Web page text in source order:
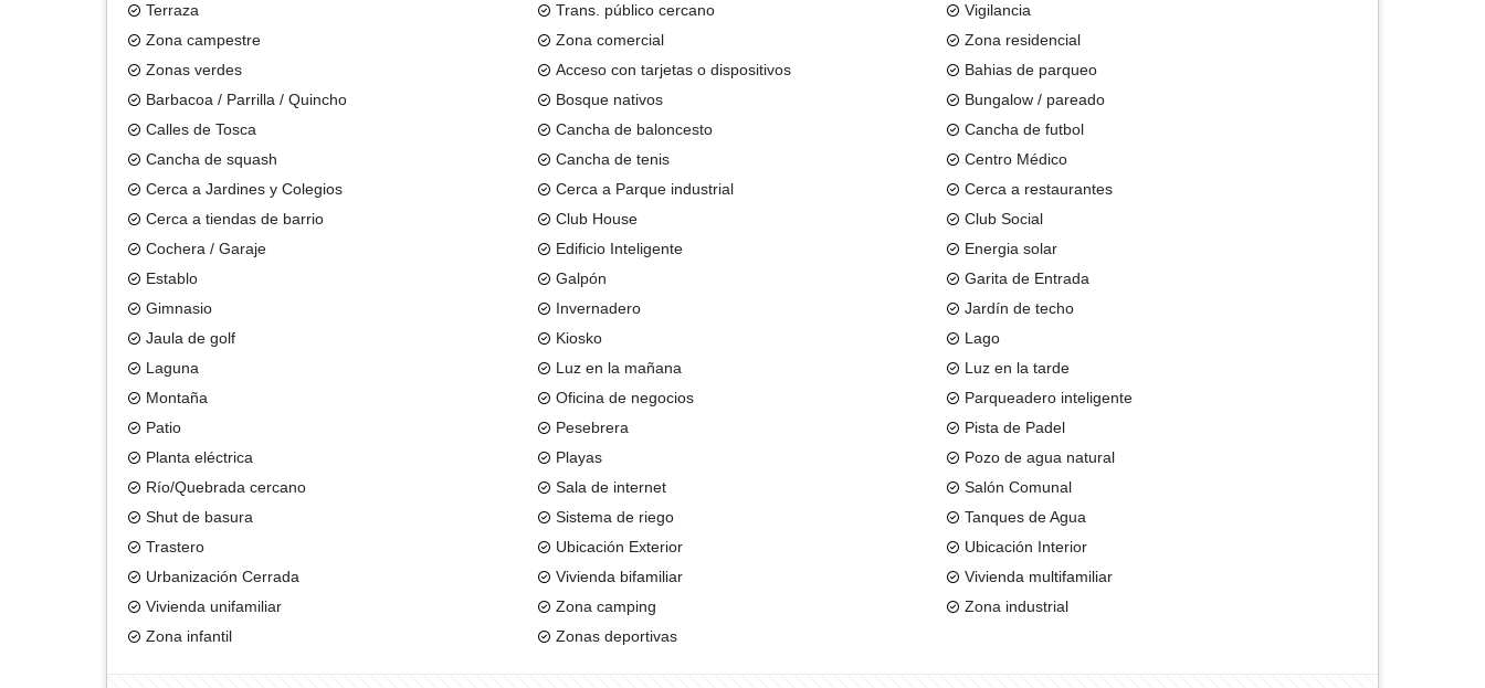
Terraza
Trans. público cercano
Vigilancia
Zona campestre
Zona comercial
Zona residencial
Zonas verdes
Acceso con tarjetas o dispositivos
Bahias de parqueo
Barbacoa / Parrilla / Quincho
Bosque nativos
Bungalow / pareado
Calles de Tosca
Cancha de baloncesto
Cancha de futbol
Cancha de squash
Cancha de tenis
Centro Médico
Cerca a Jardines y Colegios
Cerca a Parque industrial
Cerca a restaurantes
Cerca a tiendas de barrio
Club House
Club Social
Cochera / Garaje
Edificio Inteligente
Energia solar
Establo
Galpón
Garita de Entrada
Gimnasio
Invernadero
Jardín de techo
Jaula de golf
Kiosko
Lago
Laguna
Luz en la mañana
Luz en la tarde
Montaña
Oficina de negocios
Parqueadero inteligente
Patio
Pesebrera
Pista de Padel
Planta eléctrica
Playas
Pozo de agua natural
Río/Quebrada cercano
Sala de internet
Salón Comunal
Shut de basura
Sistema de riego
Tanques de Agua
Trastero
Ubicación Exterior
Ubicación Interior
Urbanización Cerrada
Vivienda bifamiliar
Vivienda multifamiliar
Vivienda unifamiliar
Zona camping
Zona industrial
Zona infantil
Zonas deportivas